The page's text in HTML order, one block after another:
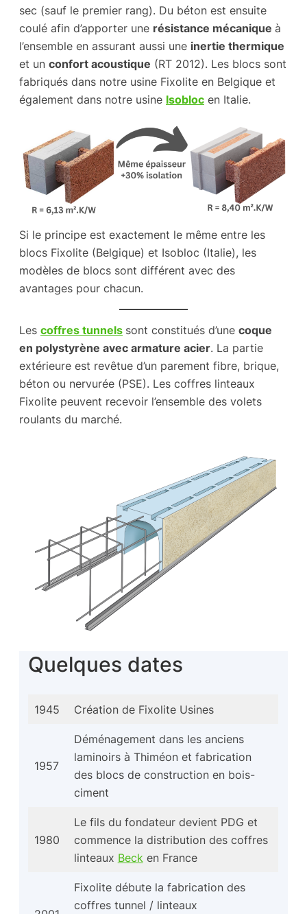
sec (sauf le premier rang). Du béton est ensuite
coulé afin d’apporter une résistance mécanique à
l’ensemble en assurant aussi une inertie thermique
et un confort acoustique (RT 2012). Les blocs sont
fabriqués dans notre usine Fixolite en Belgique et
également dans notre usine Isobloc en Italie.
Si le principe est exactement le même entre les
blocs Fixolite (Belgique) et Isobloc (Italie), les
modèles de blocs sont différent avec des
avantages pour chacun.
Les coffres tunnels sont constitués d’une coque
en polystyrène avec armature acier. La partie
extérieure est revêtue d’un parement fibre, brique,
béton ou nervurée (PSE). Les coffres linteaux
Fixolite peuvent recevoir l’ensemble des volets
roulants du marché.
Quelques dates
1945 Création de Fixolite Usines
1957
Déménagement dans les anciens
laminoirs à Thiméon et fabrication
des blocs de construction en bois-
ciment
1980
Le fils du fondateur devient PDG et
commence la distribution des coffres
linteaux Beck en France
Fixolite débute la fabrication des
coffres tunnel / linteaux